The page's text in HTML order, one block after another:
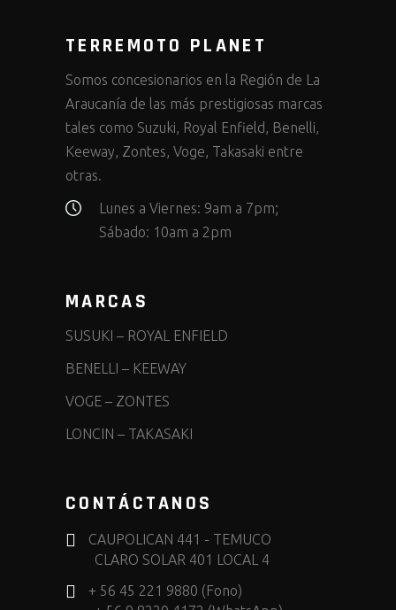
TERREMOTO PLANET
Somos concesionarios en la Región de La
Araucanía de las más prestigiosas marcas
tales como Suzuki, Royal Enfield, Benelli,
Keeway, Zontes, Voge, Takasaki entre
otras.
Lunes a Viernes: 9am a 7pm;
Sábado: 10am a 2pm
MARCAS
SUSUKI – ROYAL ENFIELD
BENELLI – KEEWAY
VOGE – ZONTES
LONCIN – TAKASAKI
CONTÁCTANOS
CAUPOLICAN 441 - TEMUCO
CLARO SOLAR 401 LOCAL 4
+ 56 45 221 9880 (Fono)